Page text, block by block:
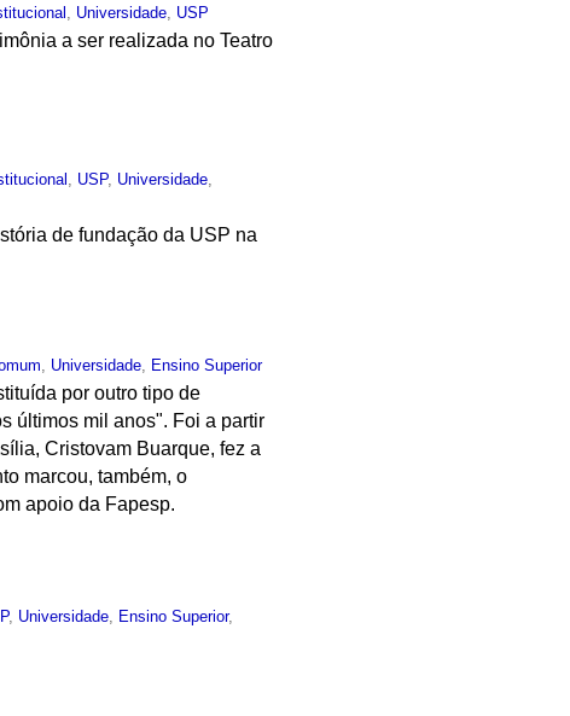
Universidade USP
a ser realizada no Teatro
, USP, Universidade,
de fundação da USP na
Universidade Ensino Superior
por outro tipo de
últimos mil anos". Foi a partir
Cristovam Buarque, fez a
marcou, também, o
apoio da Fapesp.
, Universidade Ensino Superior,